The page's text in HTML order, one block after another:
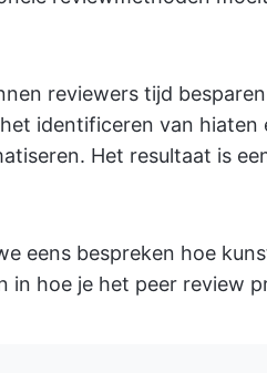
reviewers tijd
identificeren van hiaten
Het resultaat is
eens bespreken hoe
in hoe je het peer review